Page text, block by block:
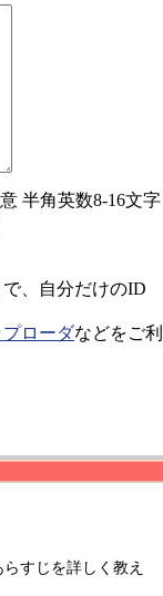
半角英数8-16文字
、自分だけのID
ローダなどをご利
らすじを詳しく教え